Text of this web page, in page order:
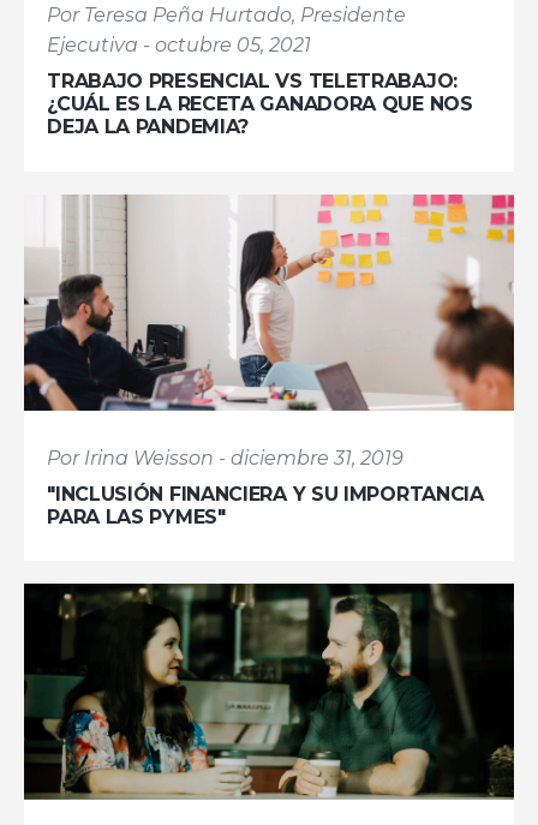
Por Teresa Peña Hurtado, Presidente
Ejecutiva - octubre 05, 2021
TRABAJO PRESENCIAL VS TELETRABAJO:
¿CUÁL ES LA RECETA GANADORA QUE NOS
DEJA LA PANDEMIA?
Por Irina Weisson - diciembre 31, 2019
"INCLUSIÓN FINANCIERA Y SU IMPORTANCIA
PARA LAS PYMES"